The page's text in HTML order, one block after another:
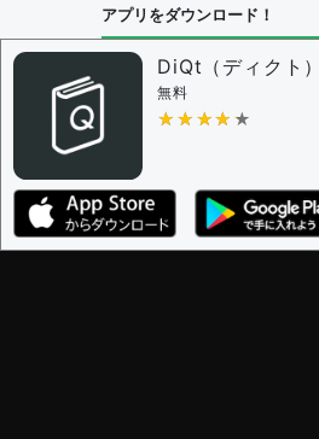
アプリをダウンロード！
DiQt（ディクト）
無料
★★★★★
★★★★★